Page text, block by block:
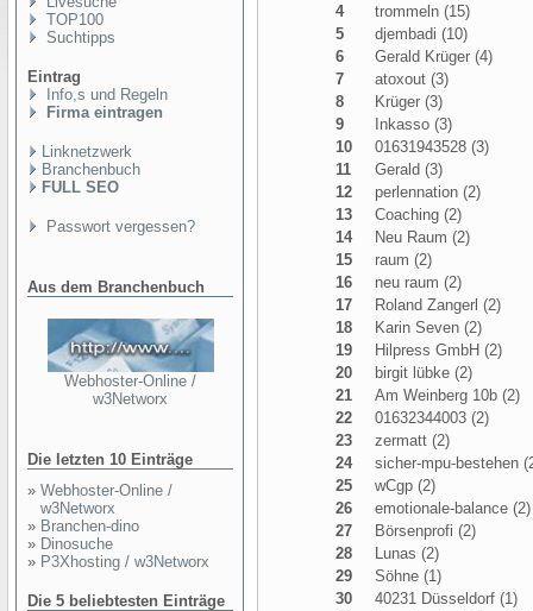
TOP100
Suchtipps
Eintrag
Info,s und Regeln
Firma eintragen
Linknetzwerk
Branchenbuch
FULL SEO
Passwort vergessen?
Aus dem Branchenbuch
Webhoster-Online /
w3Networx
Die letzten 10 Einträge
» Webhoster-Online /
w3Networx
» Branchen-dino
» Dinosuche
» P3Xhosting / w3Networx
Die 5 beliebtesten Einträge
4
trommeln (15)
5
djembadi (10)
6
Gerald Krüger (4)
7
atoxout (3)
8
Krüger (3)
9
Inkasso (3)
10
01631943528 (3)
11
Gerald (3)
12
perlennation (2)
13
Coaching (2)
14
Neu Raum (2)
15
raum (2)
16
neu raum (2)
17
Roland Zangerl (2)
18
Karin Seven (2)
19
Hilpress GmbH (2)
20
birgit lübke (2)
21
Am Weinberg 10b (2)
22
01632344003 (2)
23
zermatt (2)
24
sicher-mpu-bestehen
25
wCgp (2)
26
emotionale-balance (2)
27
Börsenprofi (2)
28
Lunas (2)
29
Söhne (1)
30
40231 Düsseldorf (1)